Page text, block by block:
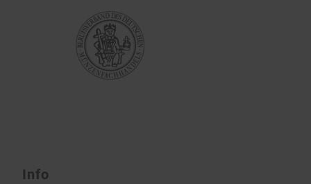
Info